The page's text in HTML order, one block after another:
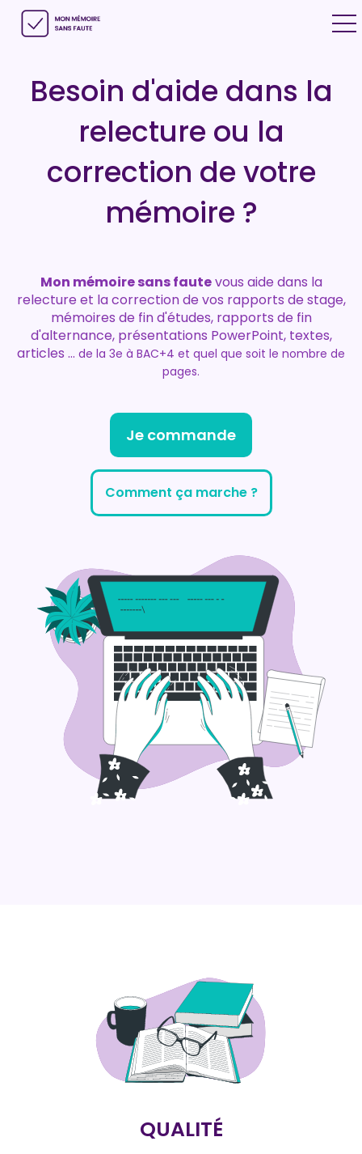
navigation
Besoin d'aide dans la
relecture ou la
correction de votre
mémoire ?
Mon mémoire sans fautevous aide dans la
relecture et la correction de vos rapports de stage,
mémoires de fin d'études, rapports de fin
d'alternance, présentations PowerPoint, textes,
articles ... de la 3e à BAC+4 et quel que soit le nombre de
pages.
Je commande
Comment ça marche ?
QUALITÉ